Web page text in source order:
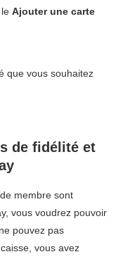
Ajouter une carte
que vous souhaitez
de fidélité et
membre sont
vous voudrez pouvoir
pouvez pas
vous avez